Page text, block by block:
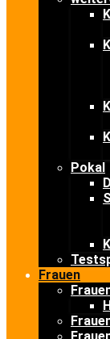
Pokal
Frauen